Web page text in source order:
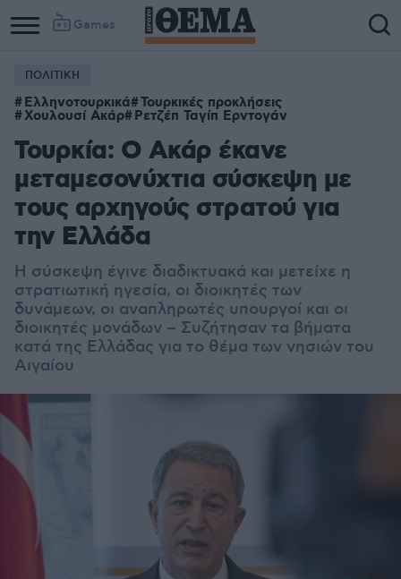
Games
ΠΟΛΙΤΙΚΗ
Ελληνοτουρκικά Τουρκικές προκλήσεις
Χουλουσί Ακάρ Ρετζέπ Ταγίπ Ερντογάν
Τουρκία: Ο Ακάρ έκανε
μεταμεσονύχτια σύσκεψη με
τους αρχηγούς στρατού για
την Ελλάδα
Η σύσκεψη έγινε διαδικτυακά και μετείχε η
στρατιωτική ηγεσία, οι διοικητές των
δυνάμεων, οι αναπληρωτές υπουργοί και οι
διοικητές μονάδων – Συζήτησαν τα βήματα
κατά της Ελλάδας για το θέμα των νησιών του
Αιγαίου